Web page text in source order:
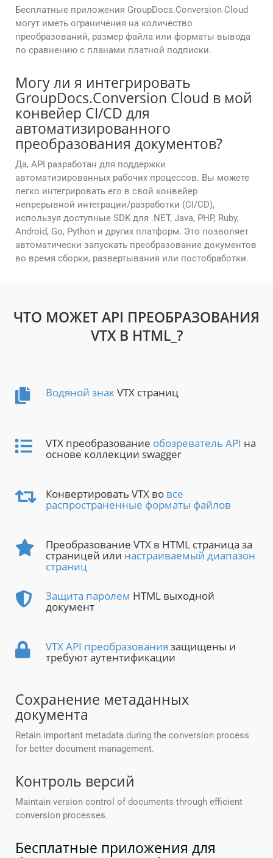
Бесплатные приложения GroupDocs.Conversion Cloud
могут иметь ограничения на количество
преобразований, размер файла или форматы вывода
по сравнению с планами платной подписки.
Могу ли я интегрировать
GroupDocs.Conversion Cloud в мой
конвейер CI/CD для
автоматизированного
преобразования документов?
Да, API разработан для поддержки
автоматизированных рабочих процессов. Вы можете
легко интегрировать его в свой конвейер
непрерывной интеграции/разработки (CI/CD),
используя доступные SDK для .NET, Java, PHP, Ruby,
Android, Go, Python и других платформ. Это позволяет
автоматически запускать преобразование документов
во время сборки, развертывания или постобработки.
ЧТО МОЖЕТ API ПРЕОБРАЗОВАНИЯ
VTX В HTML_?
Водяной знакVTX страниц
VTX преобразование обозреватель API на
основе коллекции swagger
Конвертировать VTX во все
распространенные форматы файлов
Преобразование VTX в HTML страница за
страницей или настраиваемый диапазон
страниц
Защита паролем HTML выходной
документ
VTX API преобразования защищены и
требуют аутентификации
Сохранение метаданных
документа
Retain important metadata during the conversion process
for better document management.
Контроль версий
Maintain version control of documents through efficient
conversion processes.
Бесплатные приложения для